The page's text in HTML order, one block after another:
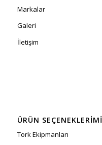
Markalar
Galeri
İletişim
ÜRÜN
Tork Ekipmanları